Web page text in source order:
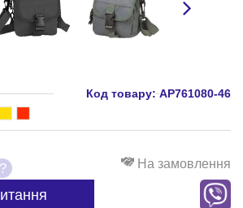
Код товару: AP761080-46
? На замовлення